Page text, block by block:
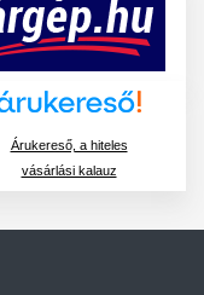
Árukereső, a hiteles
vásárlási kalauz